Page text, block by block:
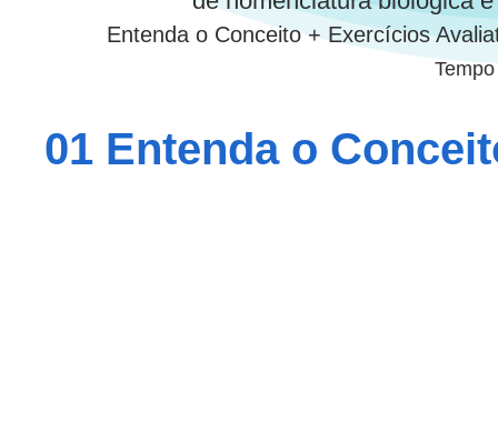
Entenda o Conceito + Exercícios
01 Entenda o